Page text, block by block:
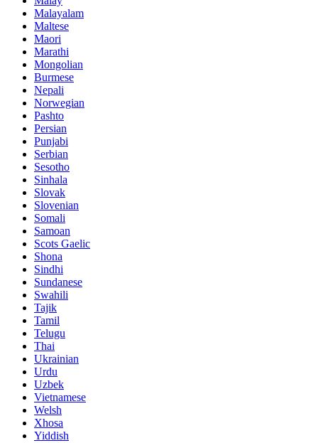
Malayalam
Maltese
Maori
Marathi
Mongolian
Burmese
Nepali
Norwegian
Pashto
Persian
Punjabi
Serbian
Sesotho
Sinhala
Slovak
Slovenian
Somali
Samoan
Scots Gaelic
Shona
Sindhi
Sundanese
Swahili
Tajik
Tamil
Telugu
Thai
Ukrainian
Urdu
Uzbek
Vietnamese
Welsh
Xhosa
Yiddish